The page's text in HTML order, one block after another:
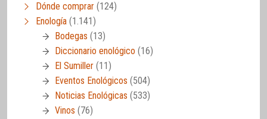
Dónde comprar (124)
Enología (1.141)
Bodegas (13)
Diccionario enológico (16)
El Sumiller (11)
Eventos Enológicos (504)
Noticias Enológicas (533)
Vinos (76)